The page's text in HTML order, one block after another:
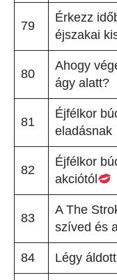
79
Érkezz
éjszakai
80
Ahogy
ágy alatt?
81
Éjfélkor
eladásnak
82
Éjfélkor
akciótól
83
A The
szíved és
84 Légy